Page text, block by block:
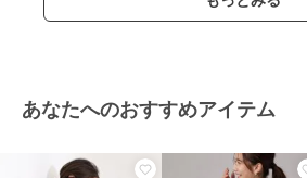
1,884
あなたへのおすすめアイテム